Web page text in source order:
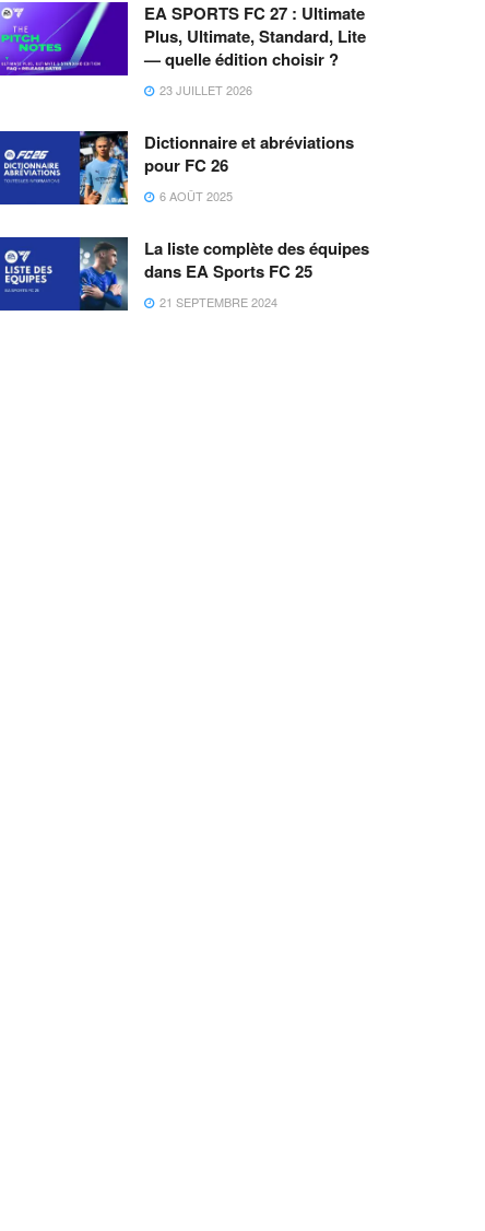
EA SPORTS FC 27 : Ultimate
Plus, Ultimate, Standard, Lite
— quelle édition choisir ?
23 JUILLET 2026
Dictionnaire et abréviations
pour FC 26
6 AOÛT 2025
La liste complète des équipes
dans EA Sports FC 25
21 SEPTEMBRE 2024